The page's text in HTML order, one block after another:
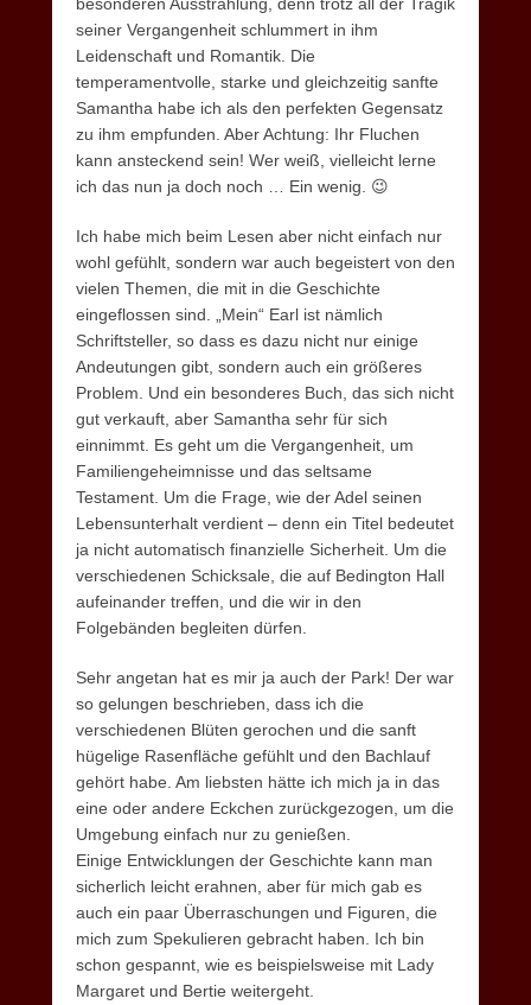
seiner Vergangenheit schlummert in ihm
Leidenschaft und Romantik. Die
temperamentvolle, starke und gleichzeitig sanfte
Samantha habe ich als den perfekten Gegensatz
zu ihm empfunden. Aber Achtung: Ihr Fluchen
kann ansteckend sein! Wer weiß, vielleicht lerne
ich das nun ja doch noch … Ein wenig. 😉
Ich habe mich beim Lesen aber nicht einfach nur
wohl gefühlt, sondern war auch begeistert von den
vielen Themen, die mit in die Geschichte
eingeflossen sind. „Mein“ Earl ist nämlich
Schriftsteller, so dass es dazu nicht nur einige
Andeutungen gibt, sondern auch ein größeres
Problem. Und ein besonderes Buch, das sich nicht
gut verkauft, aber Samantha sehr für sich
einnimmt. Es geht um die Vergangenheit, um
Familiengeheimnisse und das seltsame
Testament. Um die Frage, wie der Adel seinen
Lebensunterhalt verdient – denn ein Titel bedeutet
ja nicht automatisch finanzielle Sicherheit. Um die
verschiedenen Schicksale, die auf Bedington Hall
aufeinander treffen, und die wir in den
Folgebänden begleiten dürfen.
Sehr angetan hat es mir ja auch der Park! Der war
so gelungen beschrieben, dass ich die
verschiedenen Blüten gerochen und die sanft
hügelige Rasenfläche gefühlt und den Bachlauf
gehört habe. Am liebsten hätte ich mich ja in das
eine oder andere Eckchen zurückgezogen, um die
Umgebung einfach nur zu genießen.
Einige Entwicklungen der Geschichte kann man
sicherlich leicht erahnen, aber für mich gab es
auch ein paar Überraschungen und Figuren, die
mich zum Spekulieren gebracht haben. Ich bin
schon gespannt, wie es beispielsweise mit Lady
Margaret und Bertie weitergeht.